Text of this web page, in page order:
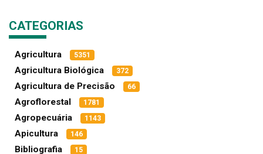
CATEGORIAS
Agricultura 5351
Agricultura Biológica 372
Agricultura de Precisão 66
Agroflorestal 1781
Agropecuária 1143
Apicultura 146
Bibliografia 15